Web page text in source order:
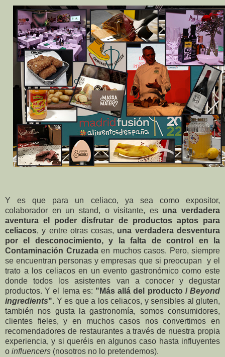
Y es que para un celiaco, ya sea como expositor,
colaborador en un stand, o visitante, es una verdadera
aventura el poder disfrutar de productos aptos para
celiacos, y entre otras cosas, una verdadera desventura
por el desconocimiento, y la falta de control en la
Contaminación Cruzadaen muchos casos. Pero, siempre
se encuentran personas y empresas que si preocupan y el
trato a los celiacos en un evento gastronómico como este
donde todos los asistentes van a conocer y degustar
productos. Y el lema es: "Más allá del producto / Beyond
ingredients". Y es que a los celiacos, y sensibles al gluten,
también nos gusta la gastronomía, somos consumidores,
clientes fieles, y en muchos casos nos convertimos en
recomendadores de restaurantes a través de nuestra propia
experiencia, y si queréis en algunos caso hasta influyentes
o influencers (nosotros no lo pretendemos).